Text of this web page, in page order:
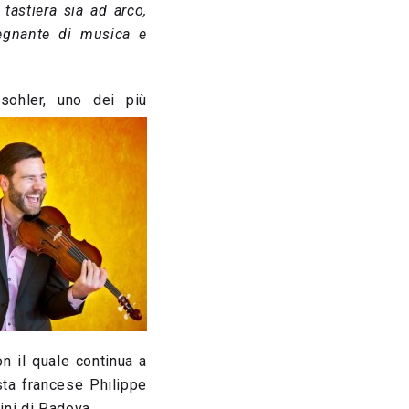
sia ad arco,
di musica e
uno dei più
il quale continua a
francese Philippe